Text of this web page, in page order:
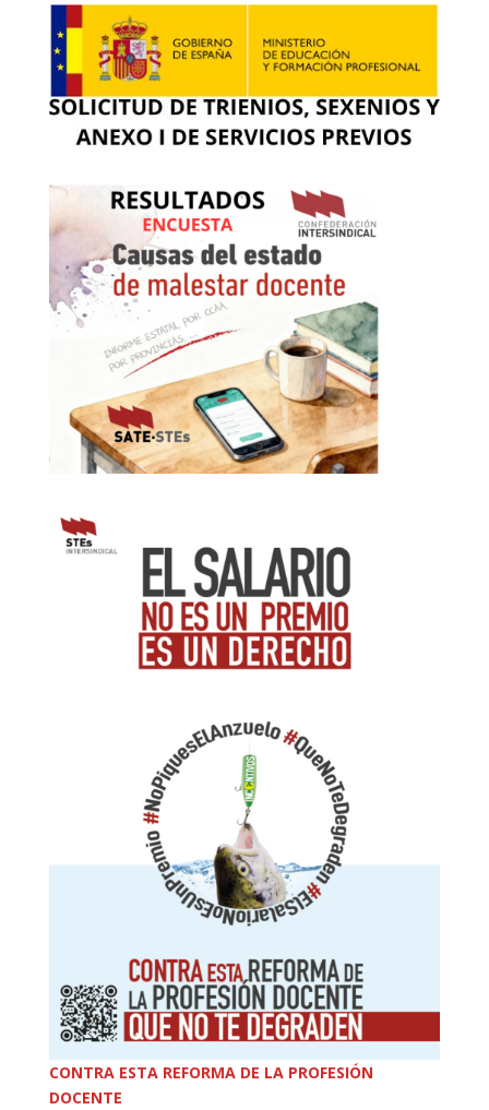
CONTRA ESTA REFORMA DE LA PROFESIÓN
DOCENTE